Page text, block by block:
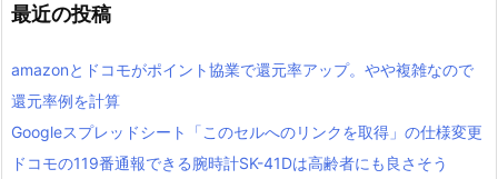
最近の投稿
amazonとドコモがポイント協業で還元率アップ。やや複雑なので
還元率例を計算
Googleスプレッドシート「このセルへのリンクを取得」の仕様変更
ドコモの119番通報できる腕時計SK-41Dは高齢者にも良さそう